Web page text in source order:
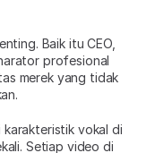
Baik itu CEO,
profesional
merek yang tidak
karakteristik vokal di
Setiap video di